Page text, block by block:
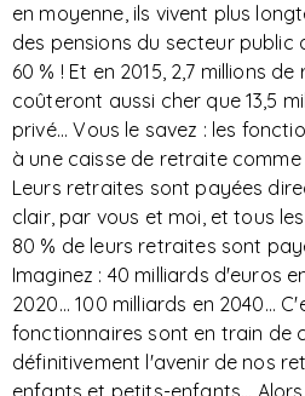
en moyenne, ils vivent plus
des pensions du secteur public
60 % ! Et en 2015, 2,7 millions
coûteront aussi cher que 13,5
privé... Vous le savez : les
à une caisse de retraite
Leurs retraites sont payées
clair, par vous et moi, et tous
80 % de leurs retraites sont
Imaginez : 40 milliards d'euros
2020... 100 milliards en 2040...
fonctionnaires sont en train de
définitivement l'avenir de nos
enfants et petits-enfants...